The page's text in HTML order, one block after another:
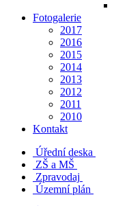
Fotogalerie
2017
2016
2015
2014
2013
2012
2011
2010
Kontakt
Úřední deska
ZŠ a MŠ
Zpravodaj
Územní plán